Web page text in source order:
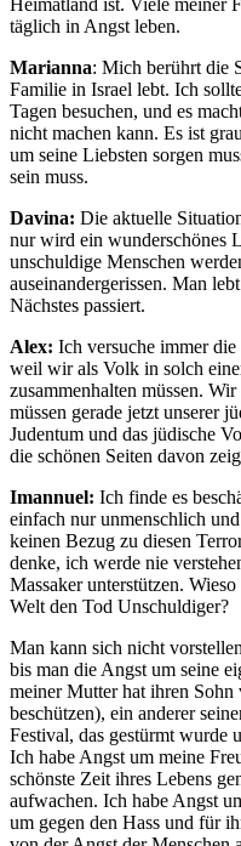
täglich in Angst leben.
Marianna: Mich berührt die
Familie in Israel lebt. Ich
Tagen besuchen, und es
nicht machen kann. Es ist
um seine Liebsten sorgen
sein muss.
Davina: Die aktuelle
nur wird ein wunderschönes
unschuldige Menschen
auseinandergerissen. Man
Nächstes passiert.
Alex: Ich versuche immer
weil wir als Volk in solch
zusammenhalten müssen.
müssen gerade jetzt unserer
Judentum und das jüdische
die schönen Seiten davon
Imannuel: Ich finde es
einfach nur unmenschlich
keinen Bezug zu diesen
denke, ich werde nie
Massaker unterstützen.
Welt den Tod Unschuldiger?
Man kann sich nicht
bis man die Angst um seine
meiner Mutter hat ihren Sohn
beschützen), ein anderer
Festival, das gestürmt wurde
Ich habe Angst um meine
schönste Zeit ihres Lebens
aufwachen. Ich habe Angst
um gegen den Hass und für